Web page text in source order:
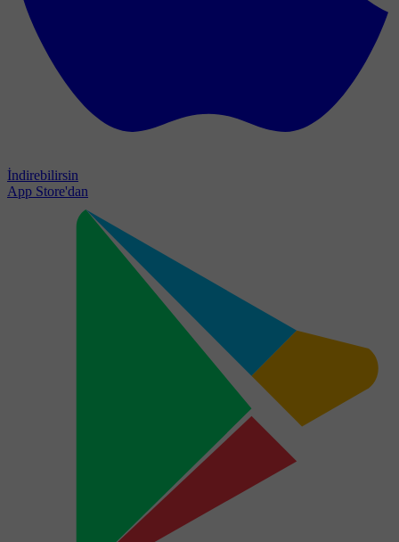
İndirebilirsin
App Store'dan